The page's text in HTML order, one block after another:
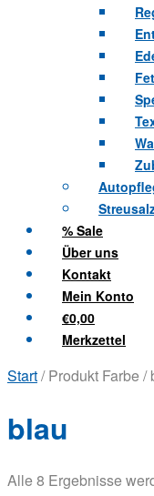
% Sale
Über uns
Kontakt
Mein Konto
€0,00
Merkzettel
Start/ Produkt Farbe /
blau
Alle 8 Ergebnisse